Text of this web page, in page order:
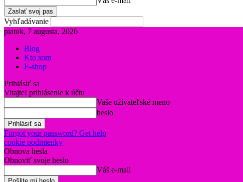
Vyhľadávanie
piatok, 7 augusta, 2026
Blog
Kto som
E-shop
Prihlásiť sa
Vitajte! prihlásenie k účtu
Vaše užívateľské meno
heslo
Forgot your password? Get help
cookie podmienky
Obnova hesla
Obnoviť svoje heslo
Váš e-mail